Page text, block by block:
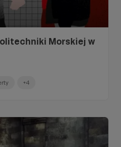
Morskiej w
+4